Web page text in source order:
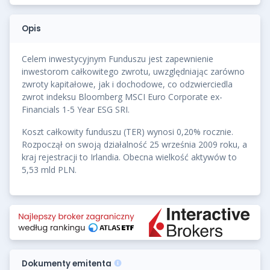
Opis
Celem inwestycyjnym Funduszu jest zapewnienie
inwestorom całkowitego zwrotu, uwzględniając zarówno
zwroty kapitałowe, jak i dochodowe, co odzwierciedla
zwrot indeksu Bloomberg MSCI Euro Corporate ex-
Financials 1-5 Year ESG SRI.
Koszt całkowity funduszu (TER) wynosi 0,20% rocznie.
Rozpoczął on swoją działalność 25 września 2009 roku, a
kraj rejestracji to Irlandia. Obecna wielkość aktywów to
5,53 mld PLN.
Dokumenty emitenta